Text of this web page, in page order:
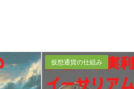
仮想通貨の仕組み